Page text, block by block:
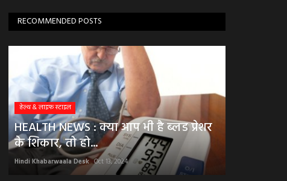
RECOMMENDED POSTS
हेल्थ & लाइफ स्टाइल
HEALTH NEWS : क्या आप भी है ब्लड प्रेशर
के शिकार, तो हो...
Hindi Khabarwaala Desk Oct 13, 2024